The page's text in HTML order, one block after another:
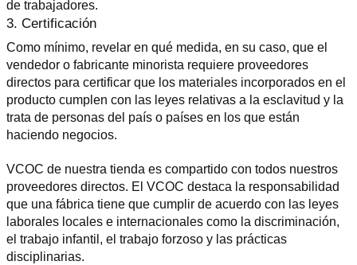
de trabajadores.
3. Certificación
Como mínimo, revelar en qué medida, en su caso, que el
vendedor o fabricante minorista requiere proveedores
directos para certificar que los materiales incorporados en el
producto cumplen con las leyes relativas a la esclavitud y la
trata de personas del país o países en los que están
haciendo negocios.
VCOC de nuestra tienda es compartido con todos nuestros
proveedores directos. El VCOC destaca la responsabilidad
que una fábrica tiene que cumplir de acuerdo con las leyes
laborales locales e internacionales como la discriminación,
el trabajo infantil, el trabajo forzoso y las prácticas
disciplinarias.